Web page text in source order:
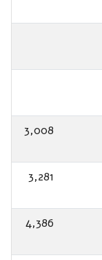
3,008
3,281
4,386